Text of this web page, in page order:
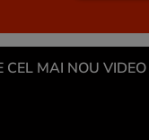
CEL MAI NOU VIDEO